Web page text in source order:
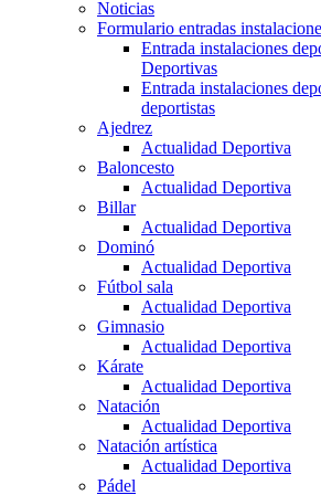
Noticias
Formulario entradas
Entrada instalaciones
Deportivas
Entrada instalaciones
deportistas
Ajedrez
Actualidad Deportiva
Baloncesto
Actualidad Deportiva
Billar
Actualidad Deportiva
Dominó
Actualidad Deportiva
Fútbol sala
Actualidad Deportiva
Gimnasio
Actualidad Deportiva
Kárate
Actualidad Deportiva
Natación
Actualidad Deportiva
Natación artística
Actualidad Deportiva
Pádel